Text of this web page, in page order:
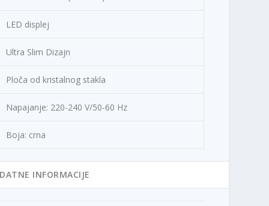
LED displej
Ultra Slim Dizajn
Ploča od kristalnog stakla
Napajanje: 220-240 V/50-60 Hz
Boja: crna
INFORMACIJE